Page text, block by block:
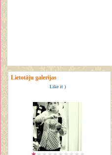
Lietotāju galerijas
Like it )